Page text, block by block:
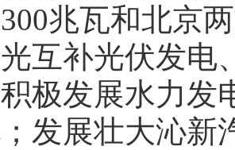
兆瓦和北京
互补光伏发电
极发展水力发
发展壮大沁新